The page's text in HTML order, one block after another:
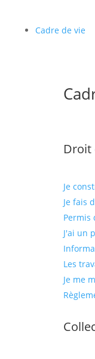
Cadre de vie
Droit
Je
Je fais
Permis
J'ai un
Les
Je me